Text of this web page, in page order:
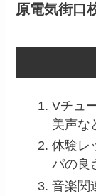
原電気街口
Vチュ
美声な
体験レ
パの良
音楽関